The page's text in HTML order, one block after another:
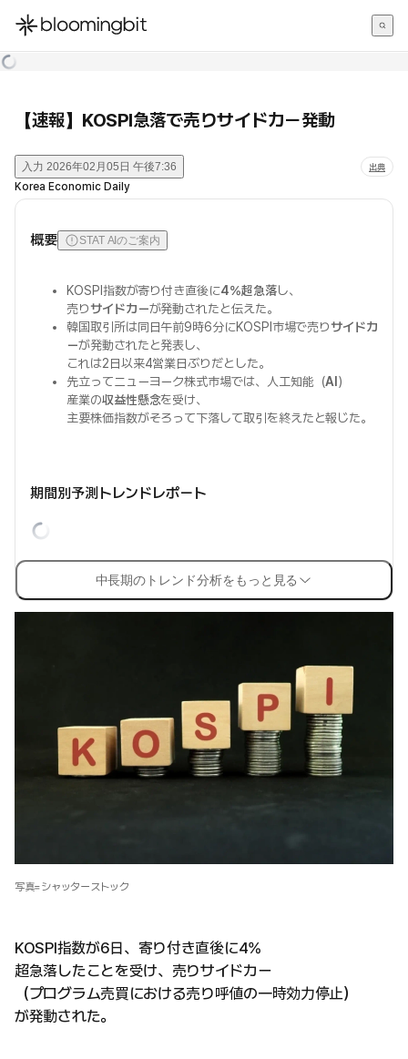
한국어
【速報】KOSPI急落で売りサイドカー発動
入力 2026年02月05日 午後7:36 出典
Korea Economic Daily
概要 STAT AIのご案内
KOSPI指数が寄り付き直後に4%超急落し、
売りサイドカーが発動されたと伝えた。
韓国取引所は同日午前9時6分にKOSPI市場で売りサイドカ
ーが発動されたと発表し、
これは2日以来4営業日ぶりだとした。
先立ってニューヨーク株式市場では、人工知能（AI ）
産業の収益性懸念を受け、
主要株価指数がそろって下落して取引を終えたと報じた。
期間別予測トレンドレポート
中長期のトレンド分析をもっと見る
写真=シャッターストック
KOSPI指数が6日、寄り付き直後に4%
超急落したことを受け、売りサイドカー
（プログラム売買における売り呼値の一時効力停止）
が発動された。